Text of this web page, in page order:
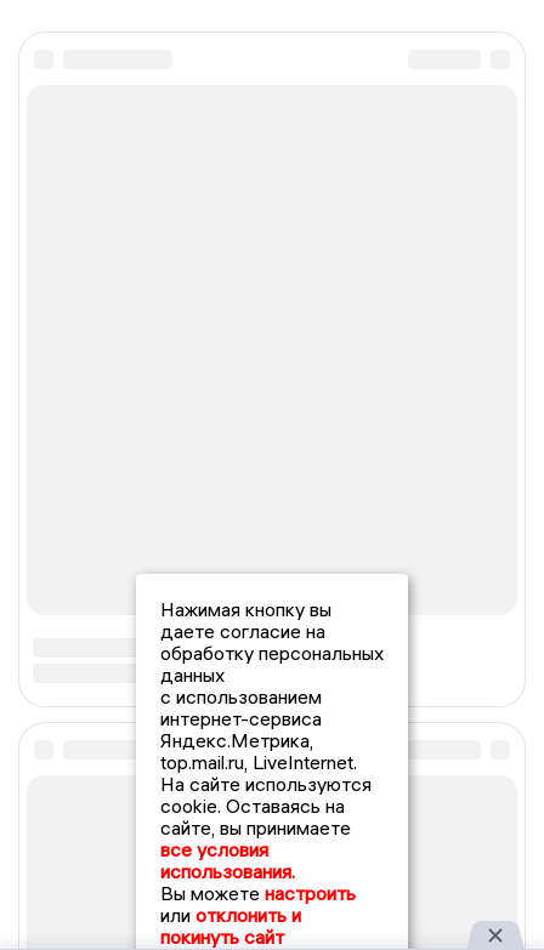
Нажимая кнопку вы
даете согласие на
обработку персональных
данных
с использованием
интернет-сервиса
Яндекс.Метрика,
top.mail.ru, LiveInternet.
На сайте используются
cookie. Оставаясь на
сайте, вы принимаете
все условия
использования.
Вы можете настроить
или отклонить и
покинуть сайт